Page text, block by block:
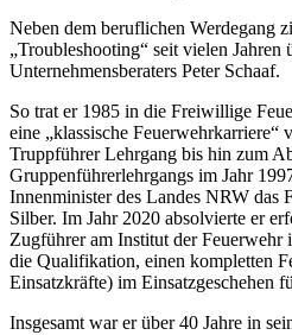
Neben dem beruflichen Werdegang
„Troubleshooting“ seit vielen Jahren
Unternehmensberaters Peter Schaaf.
So trat er 1985 in die Freiwillige
eine „klassische Feuerwehrkarriere“
Truppführer Lehrgang bis hin zum
Gruppenführerlehrgangs im Jahr
Innenminister des Landes NRW das
Silber. Im Jahr 2020 absolvierte er
Zugführer am Institut der Feuerwehr
die Qualifikation, einen kompletten
Einsatzkräfte) im Einsatzgeschehen
Insgesamt war er über 40 Jahre in